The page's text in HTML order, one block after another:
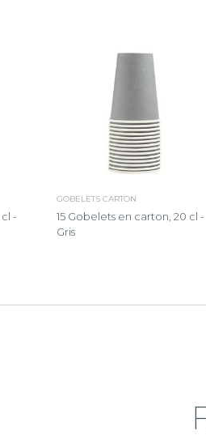
-
GOBELETS CARTON
15 Gobelets en carton, 20 cl -
Gris